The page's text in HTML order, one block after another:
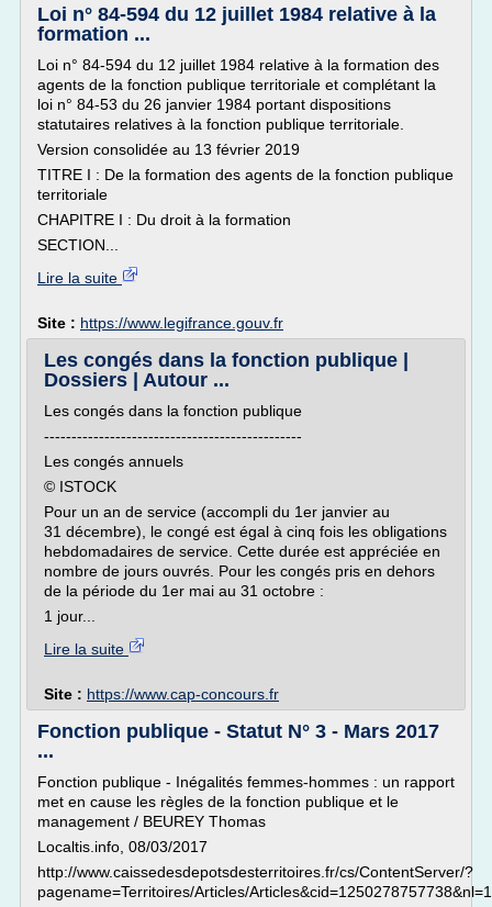
Loi n° 84-594 du 12 juillet 1984 relative à la
formation ...
Loi n° 84-594 du 12 juillet 1984 relative à la formation des
agents de la fonction publique territoriale et complétant la
loi n° 84-53 du 26 janvier 1984 portant dispositions
statutaires relatives à la fonction publique territoriale.
Version consolidée au 13 février 2019
TITRE I : De la formation des agents de la fonction publique
territoriale
CHAPITRE I : Du droit à la formation
SECTION...
Lire la suite
Site : https://www.legifrance.gouv.fr
Les congés dans la fonction publique |
Dossiers | Autour ...
Les congés dans la fonction publique
-----------------------------------------------
Les congés annuels
© ISTOCK
Pour un an de service (accompli du 1er janvier au
31 décembre), le congé est égal à cinq fois les obligations
hebdomadaires de service. Cette durée est appréciée en
nombre de jours ouvrés. Pour les congés pris en dehors
de la période du 1er mai au 31 octobre :
1 jour...
Lire la suite
Site : https://www.cap-concours.fr
Fonction publique - Statut N° 3 - Mars 2017
...
Fonction publique - Inégalités femmes-hommes : un rapport
met en cause les règles de la fonction publique et le
management / BEUREY Thomas
Localtis.info, 08/03/2017
http://www.caissedesdepotsdesterritoires.fr/cs/ContentServer/?
pagename=Territoires/Articles/Articles&cid=1250278757738&nl=1